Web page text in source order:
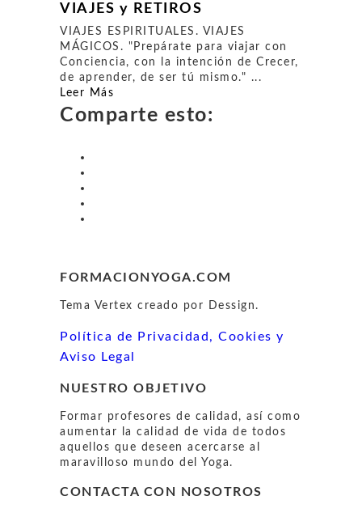
VIAJES y RETIROS
VIAJES ESPIRITUALES. VIAJES
MÁGICOS. "Prepárate para viajar con
Conciencia, con la intención de Crecer,
de aprender, de ser tú mismo." ...
Leer Más
Comparte esto:
FORMACIONYOGA.COM
Tema Vertex creado por Dessign.
Política de Privacidad, Cookies y
Aviso Legal
NUESTRO OBJETIVO
Formar profesores de calidad, así como
aumentar la calidad de vida de todos
aquellos que deseen acercarse al
maravilloso mundo del Yoga.
CONTACTA CON NOSOTROS